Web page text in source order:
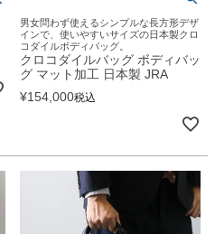
男女問わず使えるシンプルな長方形デザ
インで、使いやすいサイズの日本製クロ
コダイルボディバッグ。
クロコダイルバッグ ボディバッ
グ マット加工 日本製 JRA
¥154,000税込